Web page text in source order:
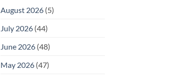
August 2026(5)
July 2026(44)
June 2026(48)
May 2026(47)